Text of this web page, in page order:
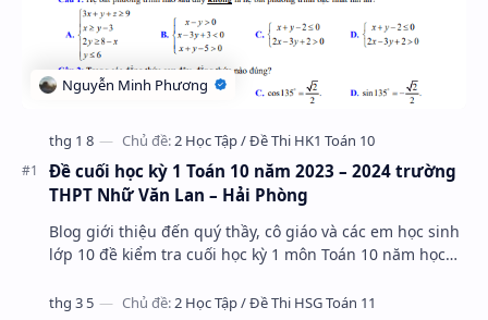
Đề cuối học kỳ 1 Toán 10 năm 2023 – 2024 trường
THPT Nhữ Văn Lan – Hải Phòng
Blog giới thiệu đến quý thầy, cô giáo và các em học sinh
lớp 10 đề kiểm tra cuối học kỳ 1 môn Toán 10 năm học